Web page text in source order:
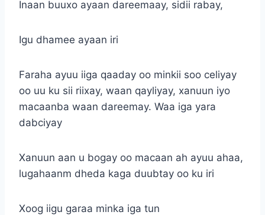
Inaan buuxo ayaan dareemaay, sidii rabay,
Igu dhamee ayaan iri
Faraha ayuu iiga qaaday oo minkii soo celiyay
oo uu ku sii riixay, waan qayliyay, xanuun iyo
macaanba waan dareemay. Waa iga yara
dabciyay
Xanuun aan u bogay oo macaan ah ayuu ahaa,
lugahaanm dheda kaga duubtay oo ku iri
Xoog iigu garaa minka iga tun